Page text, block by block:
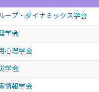
ープ・ダイナミックス学会
学会
心理学会
学会
情報学会